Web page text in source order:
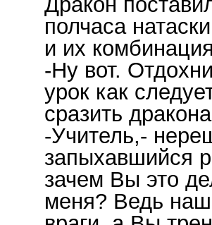
полчаса
и их
-Ну вот.
урок как
сразить
-Учитель,-
запыхавшийся
зачем Вы это
меня? Ведь